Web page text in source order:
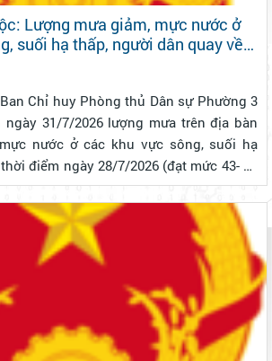
Lượng mưa giảm, mực nước ở
suối hạ thấp, người dân quay về
sinh hoạt bình thường
Chỉ huy Phòng thủ Dân sự Phường 3
ngày 31/7/2026 lượng mưa trên địa bàn
nước ở các khu vực sông, suối hạ
điểm ngày 28/7/2026 (đạt mức 43- 46
...